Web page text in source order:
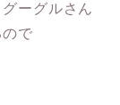
ーグルさん
で